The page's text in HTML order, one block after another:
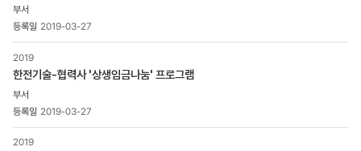
-
번호,
제목,
등록일
,
첨부파일
조회수
2019-03-27
2019
한전기술-협력사 '상생임금나눔' 프로그램
2019-03-27
2019